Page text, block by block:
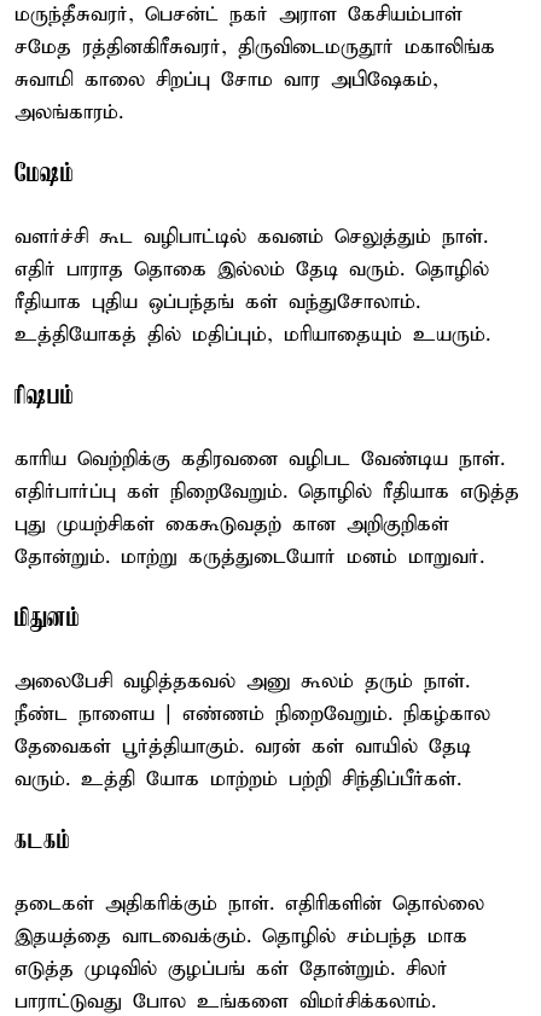
மருந்தீசுவரர், பெசன்ட் நகர் அராள கேசியம்பாள்
சமேத ரத்தினகிரீசுவரர், திருவிடைமருதூர் மகாலிங்க
சுவாமி காலை சிறப்பு சோம வார அபிஷேகம்,
அலங்காரம்.
மேஷம்
வளர்ச்சி கூட வழிபாட்டில் கவனம் செலுத்தும் நாள்.
எதிர் பாராத தொகை இல்லம் தேடி வரும். தொழில்
ரீதியாக புதிய ஒப்பந்தங் கள் வந்துசோலாம்.
உத்தியோகத் தில் மதிப்பும், மரியாதையும் உயரும்.
ரிஷபம்
காரிய வெற்றிக்கு கதிரவனை வழிபட வேண்டிய நாள்.
எதிர்பார்ப்பு கள் நிறைவேறும். தொழில் ரீதியாக எடுத்த
புது முயற்சிகள் கைகூடுவதற் கான அறிகுறிகள்
தோன்றும். மாற்று கருத்துடையோர் மனம் மாறுவர்.
மிதுனம்
அலைபேசி வழித்தகவல் அனு கூலம் தரும் நாள்.
நீண்ட நாளைய | எண்ணம் நிறைவேறும். நிகழ்கால
தேவைகள் பூர்த்தியாகும். வரன் கள் வாயில் தேடி
வரும். உத்தி யோக மாற்றம் பற்றி சிந்திப்பீர்கள்.
கடகம்
தடைகள் அதிகரிக்கும் நாள். எதிரிகளின் தொல்லை
இதயத்தை வாடவைக்கும். தொழில் சம்பந்த மாக
எடுத்த முடிவில் குழப்பங் கள் தோன்றும். சிலர்
பாராட்டுவது போல உங்களை விமர்சிக்கலாம்.